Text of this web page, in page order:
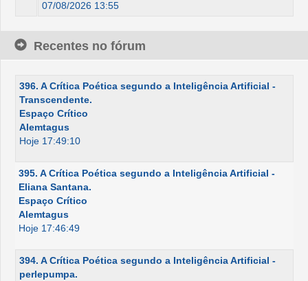
07/08/2026 13:55
Recentes no fórum
396. A Crítica Poética segundo a Inteligência Artificial -
Transcendente.
Espaço Crítico
Alemtagus
Hoje 17:49:10
395. A Crítica Poética segundo a Inteligência Artificial -
Eliana Santana.
Espaço Crítico
Alemtagus
Hoje 17:46:49
394. A Crítica Poética segundo a Inteligência Artificial -
perlepumpa.